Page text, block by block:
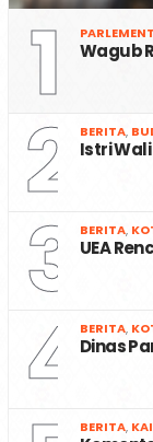
1 Wagub
2 BERITA,
Istri
3 BERITA,
UEA
4 BERITA,
Dinas
BERITA,